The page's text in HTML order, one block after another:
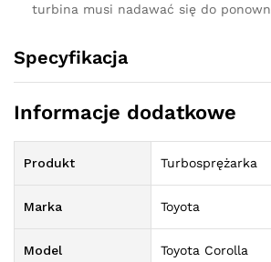
turbina musi nadawać się do
Specyfikacja
Informacje dodatkowe
Produkt Turbosprężarka
Marka Toyota
Model Toyota Corolla